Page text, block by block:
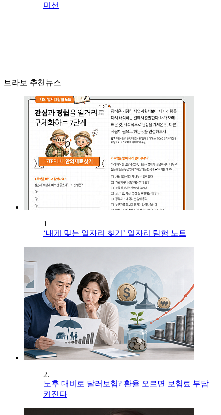
미선
브라보 추천뉴스
1.
‘내게 맞는 일자리 찾기’ 일자리 탐험 노트
2.
노후 대비로 달러보험? 환율 오르면 보험료 부담
커진다